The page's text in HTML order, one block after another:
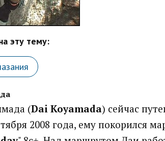
эту тему:
(Dai Koyamada) сейчас
2008 года, ему покорился